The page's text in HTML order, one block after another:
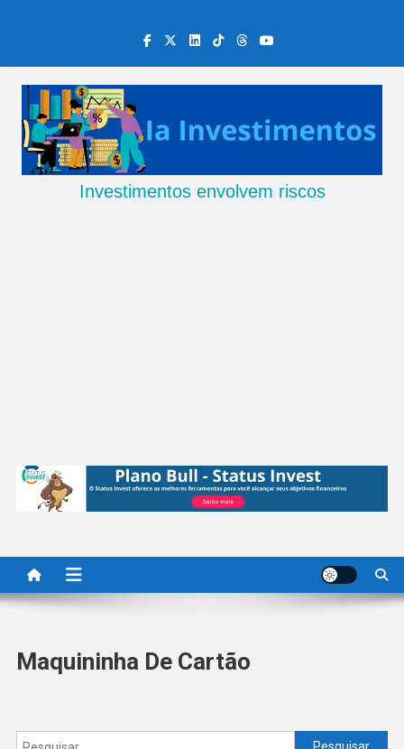
Investimentos envolvem riscos
Maquininha De Cartão
Pesquisar